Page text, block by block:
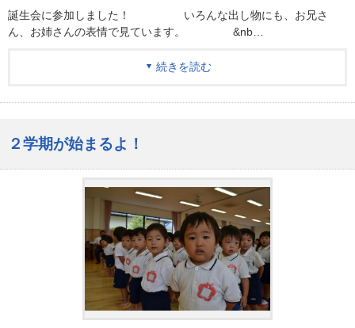
誕生会に参加しました！ いろんな出し物にも、お兄さ
ん、お姉さんの表情で見ています。 &nb…
続きを読む
２学期が始まるよ！